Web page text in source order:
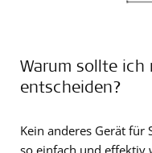
Warum sollte ich
entscheiden?
Kein anderes Gerät für